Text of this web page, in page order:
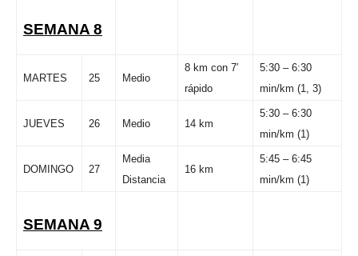
SEMANA 8
MARTES 25 Medio
8 km con 7′
rápido
5:30 – 6:30
min/km (1, 3)
JUEVES 26 Medio 14 km
5:30 – 6:30
min/km (1)
DOMINGO 27
Media
Distancia
16 km
5:45 – 6:45
min/km (1)
SEMANA 9